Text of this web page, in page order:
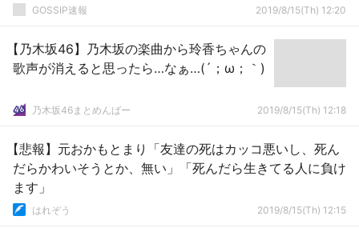
GOSSIP速報 2019/8/15(Th) 12:20
【乃木坂46】乃木坂の楽曲から玲香ちゃんの
歌声が消えると思ったら…なぁ…(´；ω；｀)
乃木坂46まとめんばー 2019/8/15(Th) 12:18
【悲報】元おかもとまり「友達の死はカッコ悪いし、死ん
だらかわいそうとか、無い」「死んだら生きてる人に負け
ます」
はれぞう 2019/8/15(Th) 12:15